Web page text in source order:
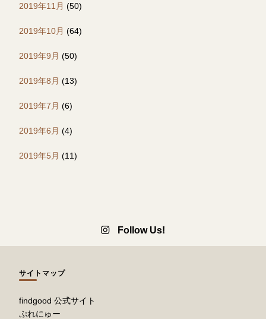
2019年11月 (50)
2019年10月 (64)
2019年9月 (50)
2019年8月 (13)
2019年7月 (6)
2019年6月 (4)
2019年5月 (11)
Follow Us!
サイトマップ
findgood 公式サイト
ぷれにゅー